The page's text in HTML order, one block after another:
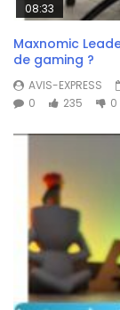
08:33
Maxnomic
de gaming ?
AVIS-EXPRESS
0
235 0